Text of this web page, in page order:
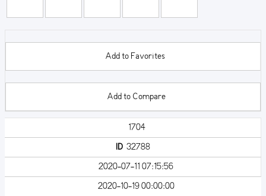
Add to Favorites
Add to Compare
1704
ID32788
2020-07-11 07:15:56
2020-10-19 00:00:00